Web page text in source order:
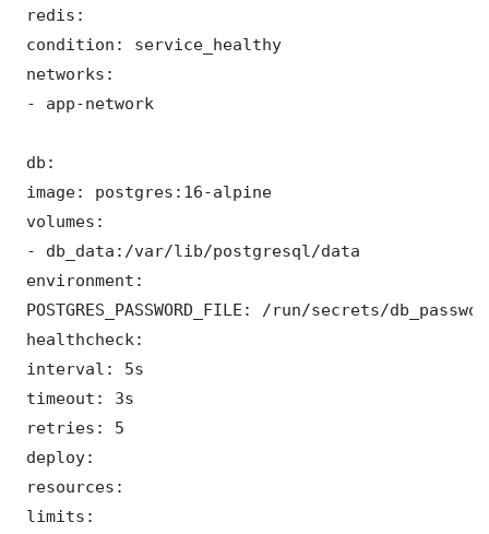
redis:
condition: service_healthy
networks:
- app-network
db:
image: postgres:16-alpine
volumes:
- db_data:/var/lib/postgresql/data
environment:
POSTGRES_PASSWORD_FILE: /run/secrets/
healthcheck:
interval: 5s
timeout: 3s
retries: 5
deploy:
resources:
limits: